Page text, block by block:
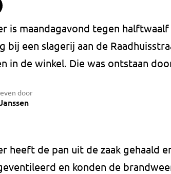
is maandagavond tegen
bij een slagerij aan de
in de winkel. Die was ontstaan
door
heeft de pan uit de zaak gehaald
en konden de